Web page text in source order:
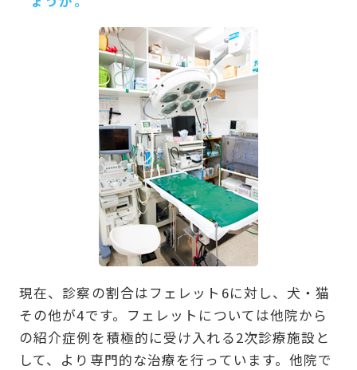
現在、診察の割合はフェレット6に対し、犬・猫
その他が4です。フェレットについては他院から
の紹介症例を積極的に受け入れる2次診療施設と
して、より専門的な治療を行っています。他院で